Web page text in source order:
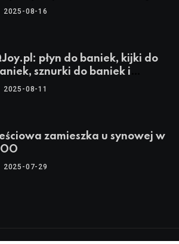
i akcesoria dla animatorów
2025-08-16
płyn do baniek, kijki do
sznurki do baniek i
do baniek
2025-08-11
zamieszka u synowej w
2025-07-29